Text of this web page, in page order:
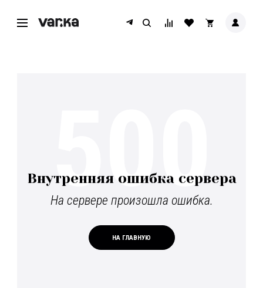
Внутренняя ошибка сервера
На сервере произошла ошибка.
НА ГЛАВНУЮ
500